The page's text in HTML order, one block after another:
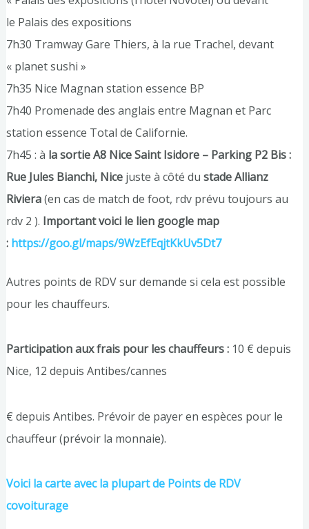
le Palais des expositions
7h30 Tramway Gare Thiers, à la rue Trachel, devant
« planet sushi »
7h35 Nice Magnan station essence BP
7h40 Promenade des anglais entre Magnan et Parc
station essence Total de Californie.
7h45 : à la sortie A8 Nice Saint Isidore – Parking P2 Bis :
Rue Jules Bianchi, Nice juste à côté du stade Allianz
Riviera(en cas de match de foot, rdv prévu toujours au
rdv 2 ). Important voici le lien google map
: https://goo.gl/maps/9WzEfEqjtKkUv5Dt7
Autres points de RDV sur demande si cela est possible
pour les chauffeurs.
Participation aux frais pour les chauffeurs : 10 € depuis
Nice, 12 depuis Antibes/cannes
€ depuis Antibes. Prévoir de payer en espèces pour le
chauffeur (prévoir la monnaie).
Voici la carte avec la plupart de Points de RDV
covoiturage